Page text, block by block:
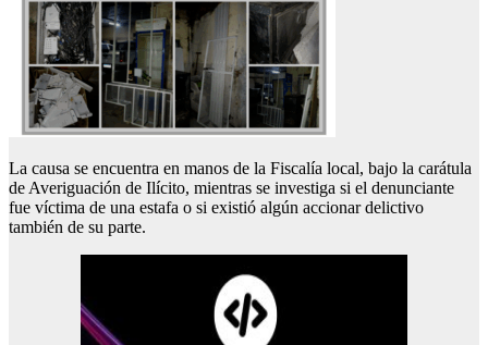
La causa se encuentra en manos de la Fiscalía local, bajo la carátula
de Averiguación de Ilícito, mientras se investiga si el denunciante
fue víctima de una estafa o si existió algún accionar delictivo
también de su parte.